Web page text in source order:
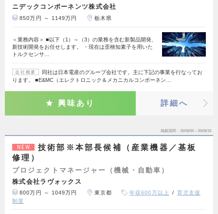
ニデックコンポーネンツ株式会社
850万円 ～ 1149万円 栃木県
＜業務内容＞ ■以下（1）～（3）の業務を含む新製品開発、
新技術開発をお任せします。 ・現在は歪検知素子を用いた
トルクセンサ…
会社概要
同社は日本電産のグループ会社です。主に下記の事業を行なってお
ります。 ■E&MC（エレクトロニック＆メカニカルコンポーネン…
興味あり 詳細へ
掲載期間 26/08/06～26/08/19
NEW
技術部※本部長候補（産業機器／基板
修理）
プロジェクトマネージャー（機械・自動車）
株式会社ラヴォックス
800万円 ～ 1049万円 東京都 年収600万以上
育児支援
制度